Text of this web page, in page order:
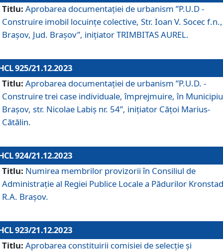
Titlu: Aprobarea documentaţiei de urbanism ”P.U.D -
Construire imobil locuințe colective, Str. Ioan V. Socec f.n.,
Brașov, Jud. Brașov”, inițiator TRIMBITAS AUREL.
925/21.12.2023
Titlu: Aprobarea documentaţiei de urbanism ”P.U.D. -
Construire trei case individuale, împrejmuire, în
Brașov, str. Nicolae Labiș nr. 54”, inițiator Cățoi Marius-
Cătălin.
924/21.12.2023
Titlu: Numirea membrilor provizorii în Consiliul de
Administraţie al Regiei Publice Locale a Pădurilor
R.A. Brașov.
923/21.12.2023
Titlu: Aprobarea constituirii comisiei de selecție și